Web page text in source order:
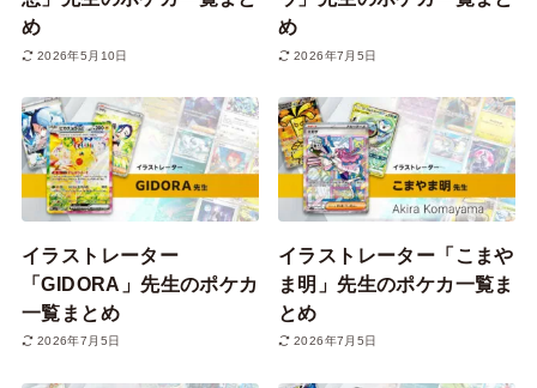
め
2026年5月10日
め
2026年7月5日
イラストレーター
「GIDORA」先生のポケカ
一覧まとめ
2026年7月5日
イラストレーター「こまや
ま明」先生のポケカ一覧ま
とめ
2026年7月5日